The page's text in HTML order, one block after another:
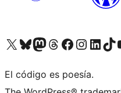
Visita nuestra cuenta de X (anteriormente Twitter)
Visita nuestra cuenta de Bluesky
Visita nuestra cuenta de Mastodon
Visita nuestra cuenta de Threads
Visita nuestra página de
Visita nuestra cuenta
Visita nuestra
Visita
El código es poesía.